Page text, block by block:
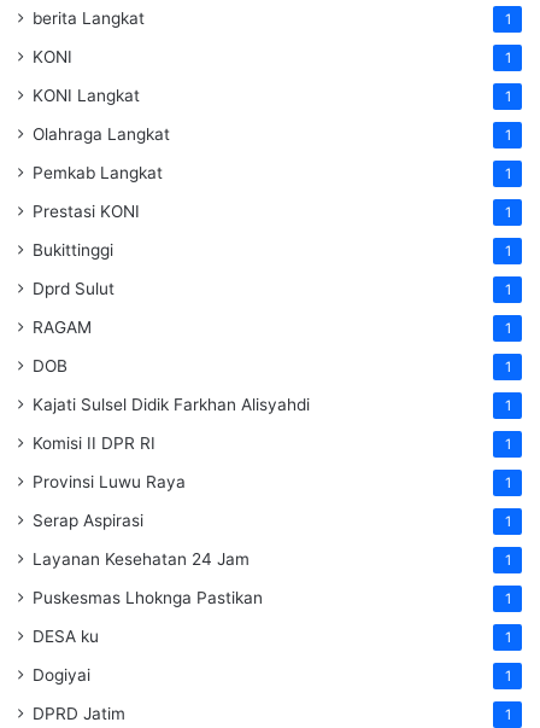
berita Langkat 1
KONI 1
KONI Langkat 1
Olahraga Langkat 1
Pemkab Langkat 1
Prestasi KONI 1
Bukittinggi 1
Dprd Sulut 1
RAGAM 1
DOB 1
Kajati Sulsel Didik Farkhan Alisyahdi 1
Komisi II DPR RI 1
Provinsi Luwu Raya 1
Serap Aspirasi 1
Layanan Kesehatan 24 Jam 1
Puskesmas Lhoknga Pastikan 1
DESA ku 1
Dogiyai 1
DPRD Jatim 1